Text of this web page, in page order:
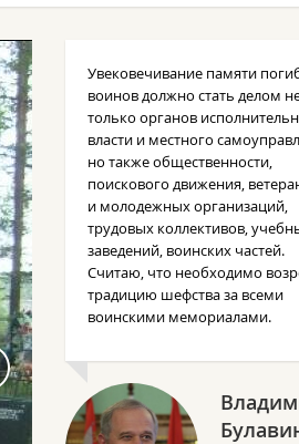
Увековечивание памяти
воинов должно стать делом
только органов
власти и местного
но также общественности,
поискового движения,
и молодежных организаций,
трудовых коллективов,
заведений, воинских частей.
Считаю, что необходимо
традицию шефства за всеми
воинскими мемориалами.